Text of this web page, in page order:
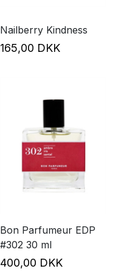
Nailberry Kindness
165,00 DKK
Bon Parfumeur EDP
#302 30 ml
400,00 DKK